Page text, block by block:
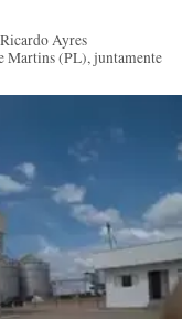
Ayres
Martins (PL), juntamente